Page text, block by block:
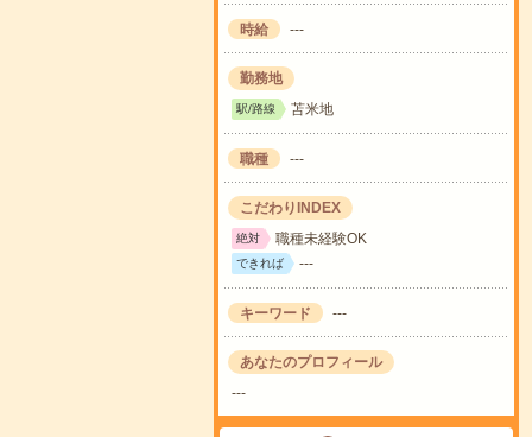
時給 ---
勤務地
駅/路線 苫米地
職種 ---
こだわりINDEX
絶対 職種未経験OK
できれば ---
キーワード ---
あなたのプロフィール
---